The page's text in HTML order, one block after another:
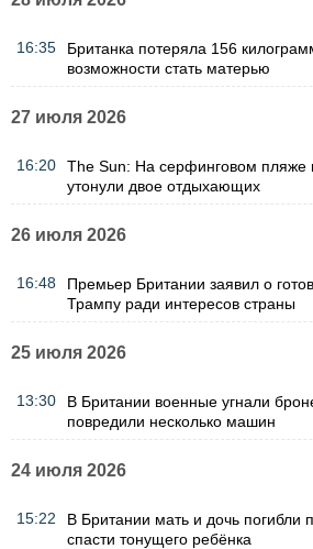
16:35
Британка потеряла 156
возможности стать матерью
27 июля 2026
16:20
The Sun: На серфинговом пляже
утонули двое отдыхающих
26 июля 2026
16:48
Премьер Британии заявил о
Трампу ради интересов страны
25 июля 2026
13:30
В Британии военные угнали
повредили несколько машин
24 июля 2026
15:22
В Британии мать и дочь погибли
спасти тонущего ребёнка